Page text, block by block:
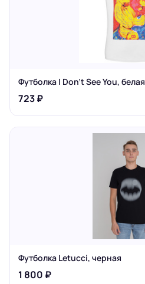
Футболка I Don't See You, белая
723 ₽
Футболка Letucci, черная
1 800 ₽